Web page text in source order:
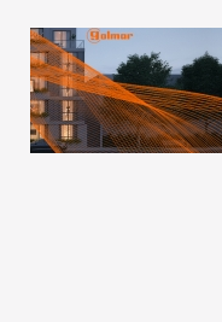
потребители,
бранша.Прочети